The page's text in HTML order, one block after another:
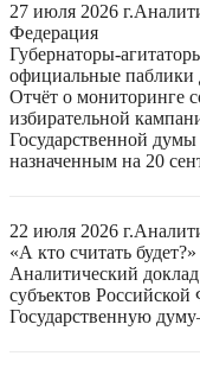
27 июля 2026 г.
Федерация
Губернаторы-
официальные паблики
Отчёт о мониторинге
избирательной
Государственной
назначенным на 20
22 июля 2026 г.
«А кто считать
Аналитический
субъектов
Государственную